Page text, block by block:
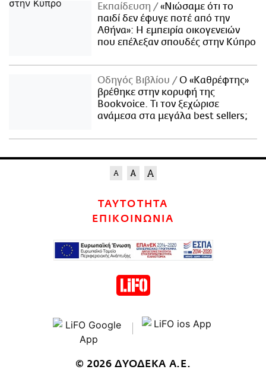
Εκπαίδευση
«Νιώσαμε ότι το
παιδί δεν έφυγε ποτέ από την
Αθήνα»: Η εμπειρία οικογενειών
που επέλεξαν σπουδές στην Κύπρο
Οδηγός Βιβλίου
Ο «Καθρέφτης»
βρέθηκε στην κορυφή της
Bookvoice. Τι τον ξεχώρισε
ανάμεσα στα μεγάλα best sellers;
ΤΑΥΤΟΤΗΤΑ
ΕΠΙΚΟΙΝΩΝΙΑ
© 2026 ΔΥΟΔΕΚΑ Α.Ε.